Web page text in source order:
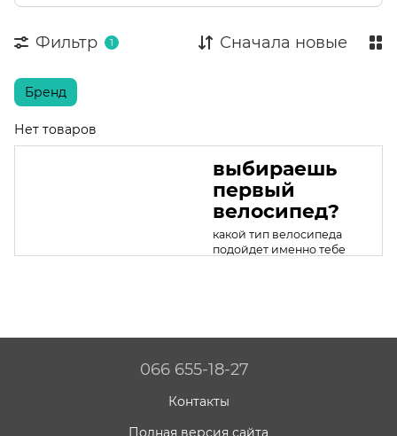
Фильтр 1 Сначала новые
Бренд
Нет товаров
выбираешь
первый
велосипед?
какой тип велосипеда
подойдет именно тебе
066 655-18-27
Контакты
Полная версия сайта